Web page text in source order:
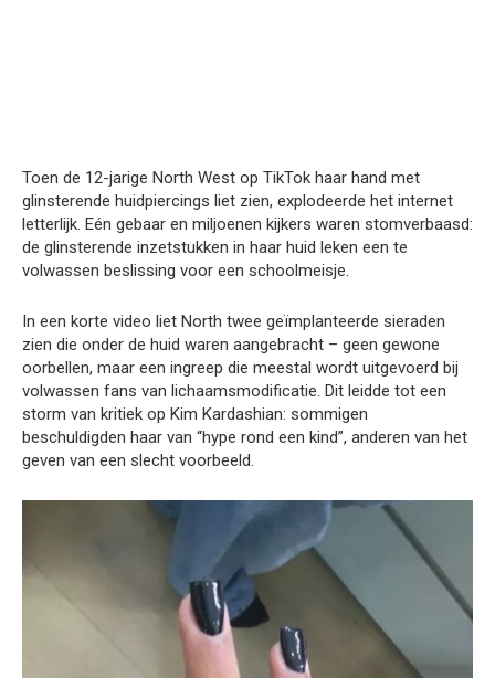
Toen de 12-jarige North West op TikTok haar hand met
glinsterende huidpiercings liet zien, explodeerde het internet
letterlijk. Eén gebaar en miljoenen kijkers waren stomverbaasd:
de glinsterende inzetstukken in haar huid leken een te
volwassen beslissing voor een schoolmeisje.
In een korte video liet North twee geïmplanteerde sieraden
zien die onder de huid waren aangebracht – geen gewone
oorbellen, maar een ingreep die meestal wordt uitgevoerd bij
volwassen fans van lichaamsmodificatie. Dit leidde tot een
storm van kritiek op Kim Kardashian: sommigen
beschuldigden haar van “hype rond een kind”, anderen van het
geven van een slecht voorbeeld.